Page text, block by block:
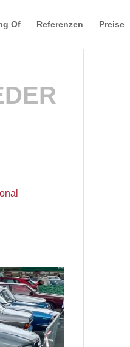
Of Referenzen Preise